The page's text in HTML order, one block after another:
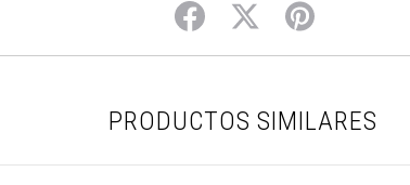
PRODUCTOS SIMILARES